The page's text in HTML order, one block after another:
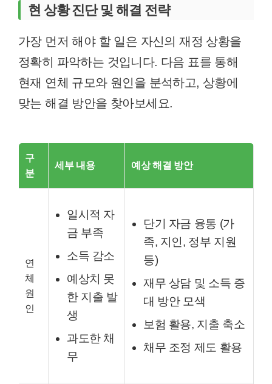
현 상황 진단 및 해결 전략
가장 먼저 해야 할 일은 자신의 재정 상황을
정확히 파악하는 것입니다. 다음 표를 통해
현재 연체 규모와 원인을 분석하고, 상황에
맞는 해결 방안을 찾아보세요.
구
분
세부 내용 예상 해결 방안
연
체
원
인
일시적 자
금 부족
소득 감소
예상치 못
한 지출 발
생
과도한 채
무
단기 자금 융통 (가
족, 지인, 정부 지원
등)
재무 상담 및 소득 증
대 방안 모색
보험 활용, 지출 축소
채무 조정 제도 활용